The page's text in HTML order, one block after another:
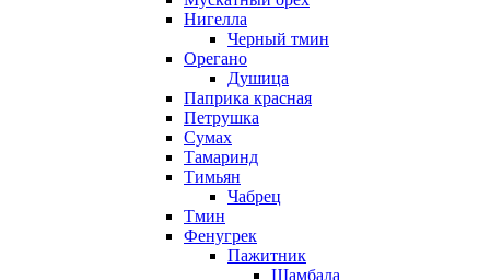
Нигелла
Черный тмин
Орегано
Душица
Паприка красная
Петрушка
Сумах
Тамаринд
Тимьян
Чабрец
Тмин
Фенугрек
Пажитник
Шамбала